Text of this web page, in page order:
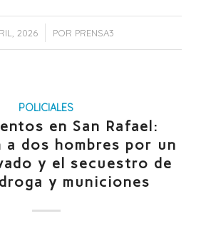
2026
/ POR PRENSA3
POLICIALES
en San Rafael:
dos hombres por un
y el secuestro de
y municiones